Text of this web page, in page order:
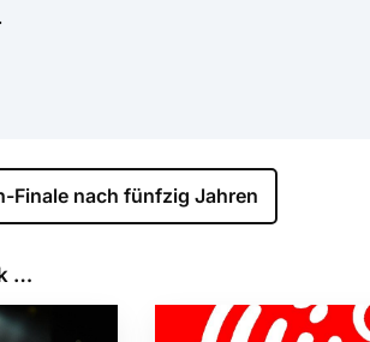
Finale nach fünfzig Jahren
…